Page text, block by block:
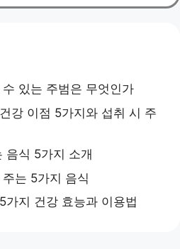
있는 주범은 무엇인가
강 이점 5가지와 섭취 시 주
음식 5가지 소개
는 5가지 음식
가지 건강 효능과 이용법